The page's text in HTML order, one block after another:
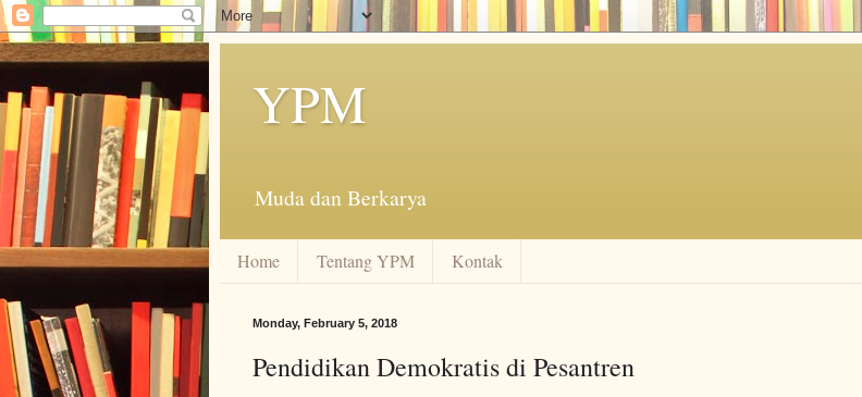
YPM
Muda dan Berkarya
Home Tentang YPM Kontak
Monday, February 5, 2018
Pendidikan Demokratis di Pesantren